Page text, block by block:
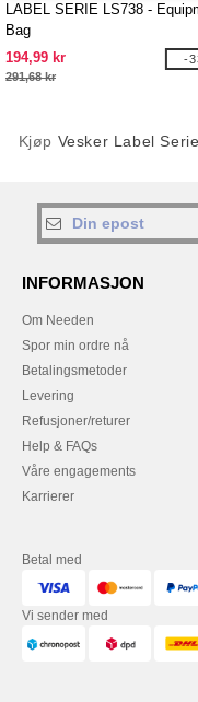
LABEL SERIE LS738 -
Bag
194,99 kr
291,68 kr
-
Kjøp Vesker Label
INFORMASJON
Om Needen
Spor min ordre nå
Betalingsmetoder
Levering
Refusjoner/returer
Help & FAQs
Våre engagements
Karrierer
Betal med
Vi sender med